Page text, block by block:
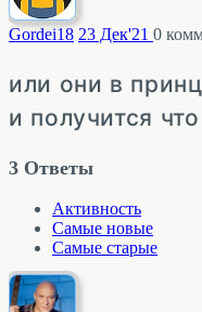
Gordei18 23 Дек'21 0
или они в
и получится
3 Ответы
Активность
Самые новые
Самые старые